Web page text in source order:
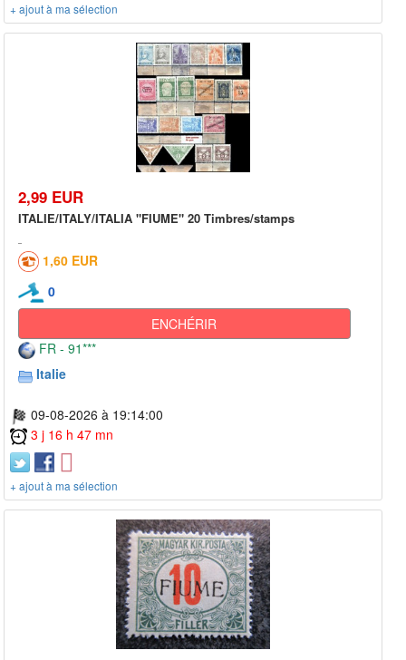
+ ajout à ma sélection
2,99 EUR
ITALIE/ITALY/ITALIA "FIUME" 20 Timbres/stamps
1,60 EUR
0
ENCHÉRIR
FR - 91***
Italie
09-08-2026 à 19:14:00
3 j 16 h 47 mn
+ ajout à ma sélection